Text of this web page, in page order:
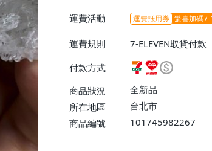
運費活動 運費抵用券 驚喜加碼7-
運費規則
7-ELEVEN取貨付
ELEVEN取貨不付
或消費滿$1298免
$1598免運費】
付款方式
商品狀況
全新品
所在地區
台北市
商品編號
101745982267